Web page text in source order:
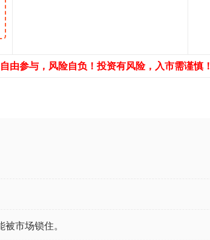
由参与，风险自负！投资有风险，入市需谨慎！
市场锁住。